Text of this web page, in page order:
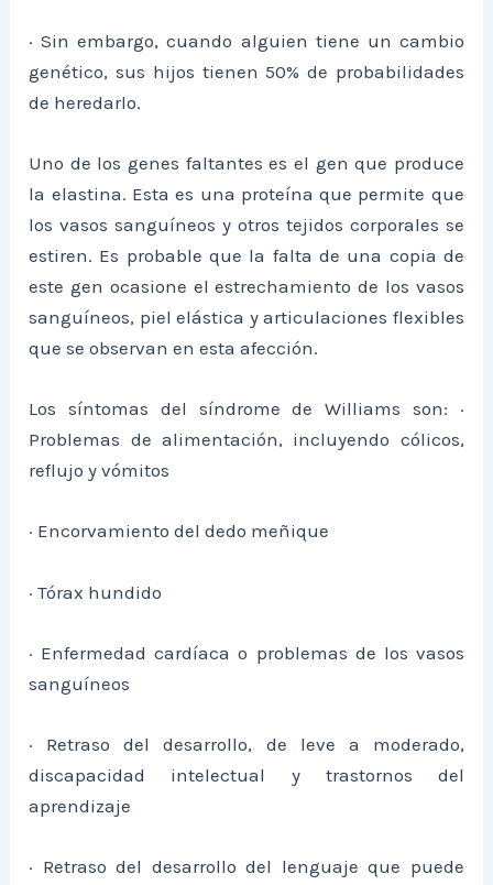
· Sin embargo, cuando alguien tiene un cambio
genético, sus hijos tienen 50% de probabilidades
de heredarlo.
Uno de los genes faltantes es el gen que produce
la elastina. Esta es una proteína que permite que
los vasos sanguíneos y otros tejidos corporales se
estiren. Es probable que la falta de una copia de
este gen ocasione el estrechamiento de los vasos
sanguíneos, piel elástica y articulaciones flexibles
que se observan en esta afección.
Los síntomas del síndrome de Williams son: ·
Problemas de alimentación, incluyendo cólicos,
reflujo y vómitos
· Encorvamiento del dedo meñique
· Tórax hundido
· Enfermedad cardíaca o problemas de los vasos
sanguíneos
· Retraso del desarrollo, de leve a moderado,
discapacidad intelectual y trastornos del
aprendizaje
· Retraso del desarrollo del lenguaje que puede